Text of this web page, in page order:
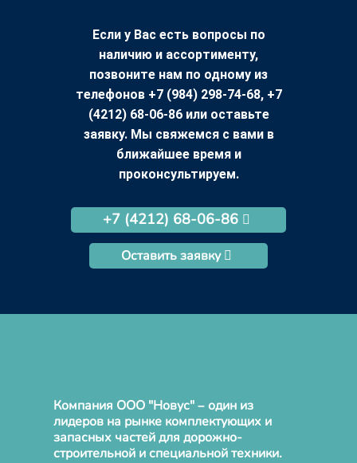
Если у Вас есть вопросы по
наличию и ассортименту,
позвоните нам по одному из
телефонов +7 (984) 298-74-68, +7
(4212) 68-06-86 или оставьте
заявку. Мы свяжемся с вами в
ближайшее время и
проконсультируем.
+7 (4212) 68-06-86
Оставить заявку
Компания ООО "Новус" – один из
лидеров на рынке комплектующих и
запасных частей для дорожно-
строительной и специальной техники.